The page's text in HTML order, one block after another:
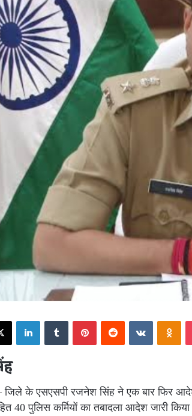
X LinkedInTumblr PinterestReddit VKontakte
के एसएसपी रजनेश सिंह ने एक बार फिर
40 पुलिस कर्मियों का तबादला आदेश जारी